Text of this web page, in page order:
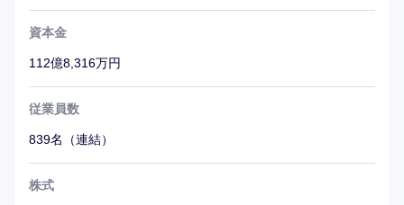
ベントを開催しており、このイベントをきっかけに応募さ
ボトムアップで企画、立案、実行する裁量を持つことがで
資本金
112億8,316万円
従業員数
839名（連結）
株式